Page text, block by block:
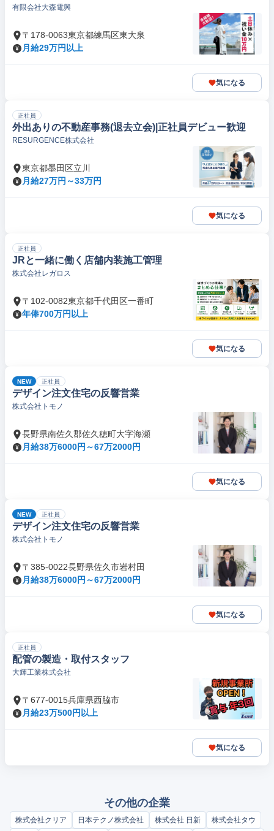
有限会社大森電興
〒178-0063東京都練馬区東大泉
月給29万円以上
気になる
正社員
外出ありの不動産事務(退去立会)|正社員デビュー歓迎
RESURGENCE株式会社
東京都墨田区立川
月給27万円～33万円
気になる
正社員
JRと一緒に働く店舗内装施工管理
株式会社レガロス
〒102-0082東京都千代田区一番町
年俸700万円以上
気になる
NEW 正社員
デザイン注文住宅の反響営業
株式会社トモノ
長野県南佐久郡佐久穂町大字海瀬
月給38万6000円～67万2000円
気になる
NEW 正社員
デザイン注文住宅の反響営業
株式会社トモノ
〒385-0022長野県佐久市岩村田
月給38万6000円～67万2000円
気になる
正社員
配管の製造・取付スタッフ
大輝工業株式会社
〒677-0015兵庫県西脇市
月給23万500円以上
気になる
その他の企業
株式会社クリア 日本テクノ株式会社 株式会社 日新 株式会社タウ